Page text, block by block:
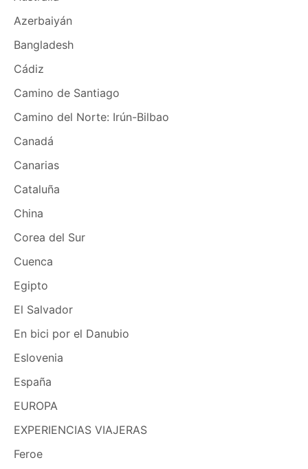
Azerbaiyán
Bangladesh
Cádiz
Camino de Santiago
Camino del Norte: Irún-Bilbao
Canadá
Canarias
Cataluña
China
Corea del Sur
Cuenca
Egipto
El Salvador
En bici por el Danubio
Eslovenia
España
EUROPA
EXPERIENCIAS VIAJERAS
Feroe